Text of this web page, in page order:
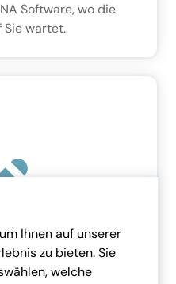
Software, wo die
Sie wartet.
Ihnen auf unserer
zu bieten. Sie
welche